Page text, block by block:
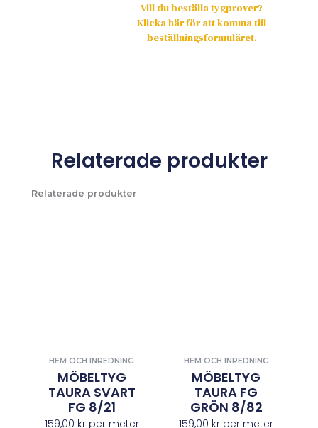
Vill du beställa tygprover?
Klicka här för att komma till
beställningsformuläret.
Relaterade produkter
Relaterade produkter
HEM OCH INREDNING
MÖBELTYG
TAURA SVART
FG 8/21
159,00 krper meter
HEM OCH INREDNING
MÖBELTYG
TAURA FG
GRÖN 8/82
159,00 kr per meter